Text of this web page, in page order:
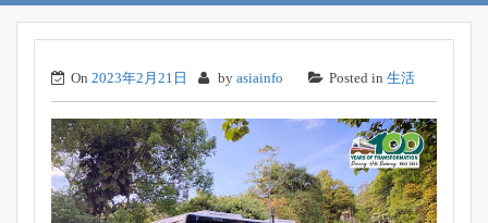
On 2023年2月21日 by asiainfo Posted in 生活